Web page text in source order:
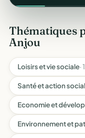
Thématiques
Anjou
Loisirs et vie sociale·
Santé et action
Economie et
Environnement et